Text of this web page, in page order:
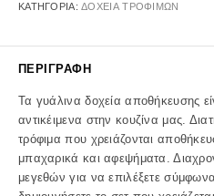
ΚΑΤΗΓΟΡΊΑ:ΔΟΧΕΙΑ ΤΡΟΦΙΜΩΝ
ΠΕΡΙΓΡΑΦΉ
Τα γυάλινα δοχεία αποθήκευσης
αντικέιμενα στην κουζίνα μας.
τρόφιμα που χρειάζονται
μπαχαρικά και αφεψήματα.
μεγεθών για να επιλέξετε